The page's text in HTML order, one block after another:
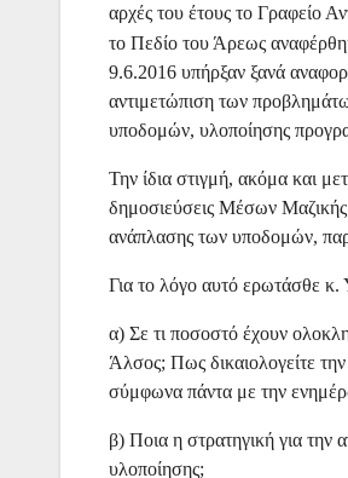
αρχές του έτους το Γραφείο
το Πεδίο του Άρεως
9.6.2016 υπήρξαν ξανά
αντιμετώπιση των
υποδομών, υλοποίησης
Την ίδια στιγμή, ακόμα και
δημοσιεύσεις Μέσων
ανάπλασης των υποδομών,
Για το λόγο αυτό ερωτάσθε κ.
α) Σε τι ποσοστό έχουν
Άλσος; Πως δικαιολογείτε
σύμφωνα πάντα με την
β) Ποια η στρατηγική για την
υλοποίησης;